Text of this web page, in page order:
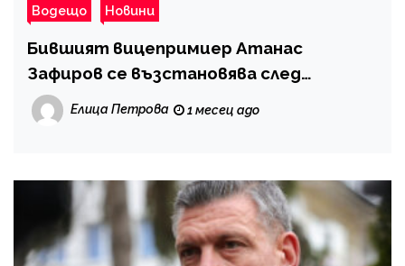
Водещо Новини
Бившият вицепримиер Атанас
Зафиров се възстановява след
неочаквано здравословно премеждие
Елица Петрова 1 месец ago